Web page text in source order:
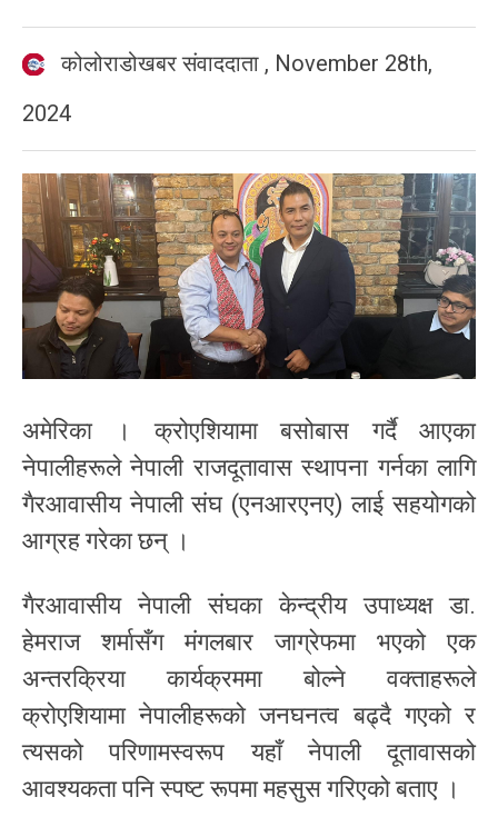
कोलोराडोखबर संवाददाता , November 28th,
2024
अमेरिका । क्रोएशियामा बसोबास गर्दै आएका
नेपालीहरूले नेपाली राजदूतावास स्थापना गर्नका लागि
गैरआवासीय नेपाली संघ (एनआरएनए) लाई सहयोगको
आग्रह गरेका छन् ।
गैरआवासीय नेपाली संघका केन्द्रीय उपाध्यक्ष डा.
हेमराज शर्मासँग मंगलबार जाग्रेफमा भएको एक
अन्तरक्रिया कार्यक्रममा बोल्ने वक्ताहरूले
क्रोएशियामा नेपालीहरूको जनघनत्व बढ्दै गएको र
त्यसको परिणामस्वरूप यहाँ नेपाली दूतावासको
आवश्यकता पनि स्पष्ट रूपमा महसुस गरिएको बताए ।